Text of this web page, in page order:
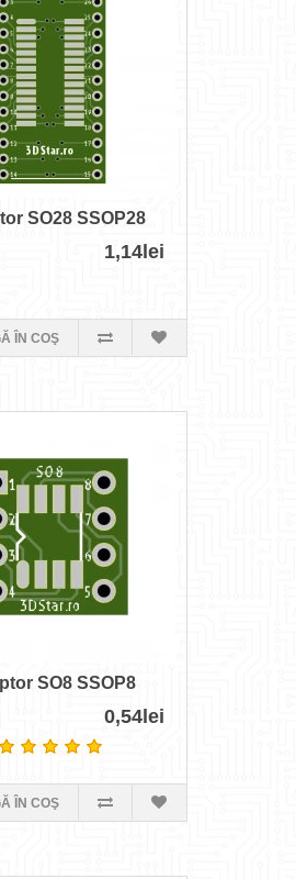
SO28 SSOP28
1,14lei
ÎN COŞ
SO8 SSOP8
0,54lei
ÎN COŞ